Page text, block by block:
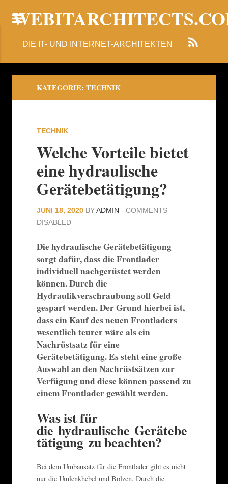
DIE IT- UND INTERNET-ARCHITEKTEN
KATEGORIE: TECHNIK
TECHNIK
Welche Vorteile bietet
eine hydraulische
Gerätebetätigung?
JUNI 18, 2020 BYADMIN - COMMENTS
DISABLED
Die hydraulische Gerätebetätigung
sorgt dafür, dass die Frontlader
individuell nachgerüstet werden
können. Durch die
Hydraulikverschraubung soll Geld
gespart werden. Der Grund hierbei ist,
dass ein Kauf des neuen Frontladers
wesentlich teurer wäre als ein
Nachrüstsatz für eine
Gerätebetätigung. Es steht eine große
Auswahl an den Nachrüstsätzen zur
Verfügung und diese können passend zu
einem Frontlader gewählt werden.
Was ist für
die hydraulische Gerätebe
tätigung zu beachten?
Bei dem Umbausatz für die Frontlader gibt es nicht
nur die Umlenkhebel und Bolzen. Durch die